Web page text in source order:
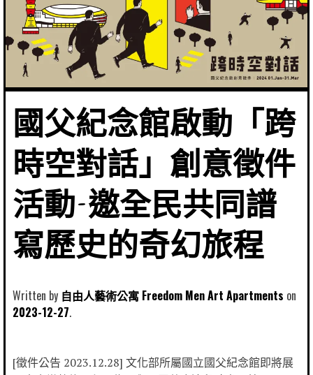
國父紀念館啟動「跨
時空對話」創意徵件
活動-邀全民共同譜
寫歷史的奇幻旅程
Written by 自由人藝術公寓 Freedom Men Art Apartments
2023-12-27
[徵件公告 2023.12.28] 文化部所屬國立國父紀念館即將展